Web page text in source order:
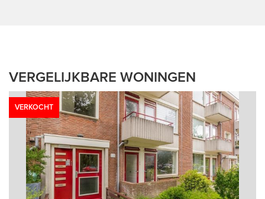
VERGELIJKBARE WONINGEN
VERKOCHT